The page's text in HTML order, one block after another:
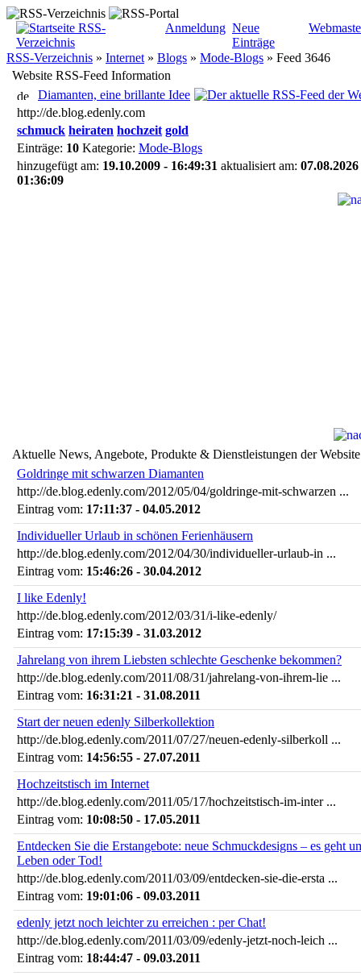
Anmeldung Neue
Einträge
RSS-Verzeichnis » Internet » Blogs » Mode-Blogs » Feed 3646
Website RSS-Feed Information
Diamanten, eine brillante Idee
http://de.blog.edenly.com
schmuck heiraten hochzeit gold
Einträge: 10 Kategorie: Mode-Blogs
hinzugefügt am: 19.10.2009 - 16:49:31 aktualisiert am: 07.08.2026
01:36:09
Aktuelle News, Angebote, Produkte & Dienstleistungen der Website
Goldringe mit schwarzen Diamanten
http://de.blog.edenly.com/2012/05/04/goldringe-mit-schwarzen ...
Eintrag vom: 17:11:37 - 04.05.2012
Individueller Urlaub in schönen Ferienhäusern
http://de.blog.edenly.com/2012/04/30/individueller-urlaub-in ...
Eintrag vom: 15:46:26 - 30.04.2012
I like Edenly!
http://de.blog.edenly.com/2012/03/31/i-like-edenly/
Eintrag vom: 17:15:39 - 31.03.2012
Jahrelang von ihrem Liebsten schlechte Geschenke bekommen?
http://de.blog.edenly.com/2011/08/31/jahrelang-von-ihrem-lie ...
Eintrag vom: 16:31:21 - 31.08.2011
Start der neuen edenly Silberkollektion
http://de.blog.edenly.com/2011/07/27/neuen-edenly-silberkoll ...
Eintrag vom: 14:56:55 - 27.07.2011
Hochzeitstisch im Internet
http://de.blog.edenly.com/2011/05/17/hochzeitstisch-im-inter ...
Eintrag vom: 10:08:50 - 17.05.2011
Entdecken Sie die Erstangebote: neue Schmuckdesigns – es geht
Leben oder Tod!
http://de.blog.edenly.com/2011/03/09/entdecken-sie-die-ersta ...
Eintrag vom: 19:01:06 - 09.03.2011
edenly jetzt noch leichter zu erreichen : per Chat!
http://de.blog.edenly.com/2011/03/09/edenly-jetzt-noch-leich ...
Eintrag vom: 18:44:47 - 09.03.2011